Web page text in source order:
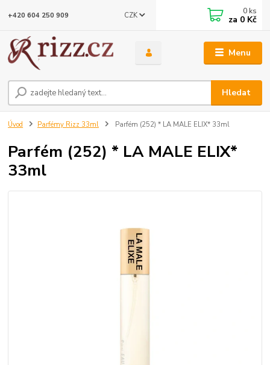
Menu
CZK
Hledat
+420 604 250 909 0 ks
za 0 Kč
Úvod Parfémy Rizz 33ml Parfém (252) * LA MALE ELIX* 33ml
Parfém (252) * LA MALE ELIX*
33ml